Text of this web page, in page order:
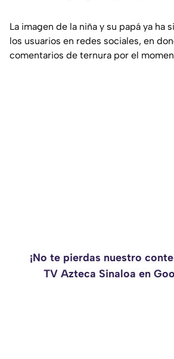
La imagen de la niña y su papá ya ha
los usuarios en redes sociales, en
comentarios de ternura por el
¡No te pierdas nuestro
TV Azteca Sinaloa en